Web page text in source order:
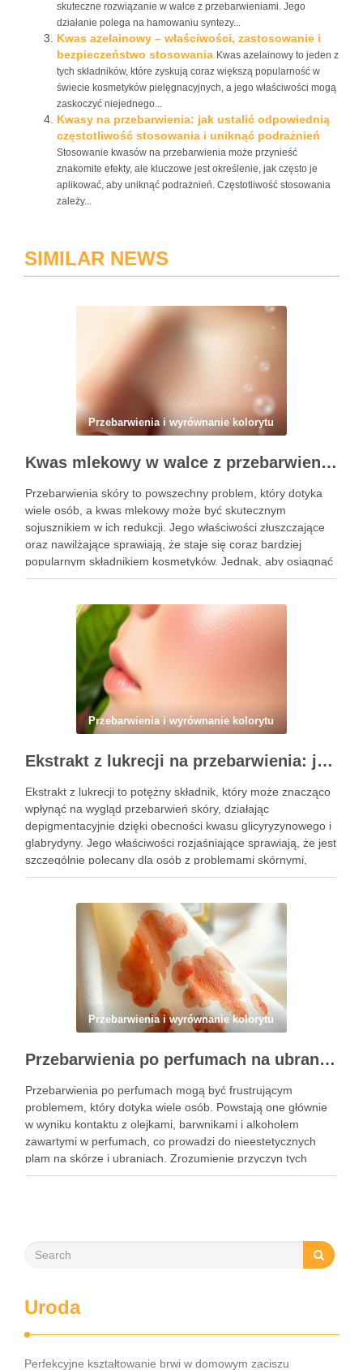
skuteczne rozwiązanie w walce z przebarwieniami. Jego
działanie polega na hamowaniu syntezy...
Kwas azelainowy – właściwości, zastosowanie i
bezpieczeństwo stosowania Kwas azelainowy to jeden z
tych składników, które zyskują coraz większą popularność w
świecie kosmetyków pielęgnacyjnych, a jego właściwości mogą
zaskoczyć niejednego...
Kwasy na przebarwienia: jak ustalić odpowiednią
częstotliwość stosowania i uniknąć podrażnień
Stosowanie kwasów na przebarwienia może przynieść
znakomite efekty, ale kluczowe jest określenie, jak często je
aplikować, aby uniknąć podrażnień. Częstotliwość stosowania
zależy...
SIMILAR NEWS
Przebarwienia i wyrównanie kolorytu
Kwas mlekowy w walce z przebarwieniami: skuteczne działanie i najczęstsze błędy stosowania
Przebarwienia skóry to powszechny problem, który dotyka
wiele osób, a kwas mlekowy może być skutecznym
sojusznikiem w ich redukcji. Jego właściwości złuszczające
oraz nawilżające sprawiają, że staje się coraz bardziej
popularnym składnikiem kosmetyków. Jednak, aby osiągnąć
zamierzone efekty, kluczowe jest nie tylko jego odpowiednie
Przebarwienia i wyrównanie kolorytu
Ekstrakt z lukrecji na przebarwienia: jak działa i kiedy warto go stosować w pielęgnacji skóry
Ekstrakt z lukrecji to potężny składnik, który może znacząco
wpłynąć na wygląd przebarwień skóry, działając
depigmentacyjnie dzięki obecności kwasu glicyryzynowego i
glabrydyny. Jego właściwości rozjaśniające sprawiają, że jest
szczególnie polecany dla osób z problemami skórnymi,
takimi jak przebarwienia czy zmiany potrądzikowe. Warto
Przebarwienia i wyrównanie kolorytu
Przebarwienia po perfumach na ubraniach i skórze: przyczyny, usuwanie i zapobieganie błędom
Przebarwienia po perfumach mogą być frustrującym
problemem, który dotyka wiele osób. Powstają one głównie
w wyniku kontaktu z olejkami, barwnikami i alkoholem
zawartymi w perfumach, co prowadzi do nieestetycznych
plam na skórze i ubraniach. Zrozumienie przyczyn tych
przebarwień jest kluczowe, aby skutecznie im zapobiegać i
Uroda
Perfekcyjne kształtowanie brwi w domowym zaciszu